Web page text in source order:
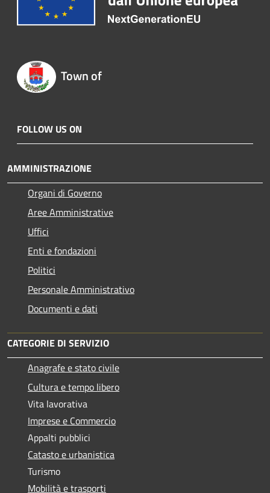
Town of
FOLLOW US ON
AMMINISTRAZIONE
Organi di Governo
Aree Amministrative
Uffici
Enti e fondazioni
Politici
Personale Amministrativo
Documenti e dati
CATEGORIE DI SERVIZIO
Anagrafe e stato civile
Cultura e tempo libero
Vita lavorativa
Imprese e Commercio
Appalti pubblici
Catasto e urbanistica
Turismo
Mobilità e trasporti